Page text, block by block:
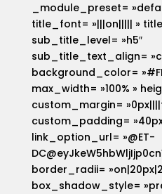
_module_preset=
title_font= »|||on||||| »
sub_title_level= »h5″
sub_title_text_align=
background_color=
max_width= »100% »
custom_margin=
custom_padding=
link_option_url= »@ET-
border_radii=
box_shadow_style=